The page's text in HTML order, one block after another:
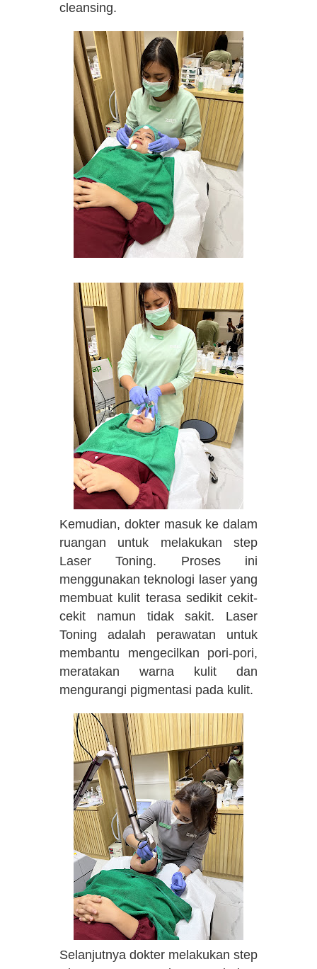
cleansing.
Kemudian, dokter masuk ke dalam
ruangan untuk melakukan step
Laser Toning. Proses ini
menggunakan teknologi laser yang
membuat kulit terasa sedikit cekit-
cekit namun tidak sakit. Laser
Toning adalah perawatan untuk
membantu mengecilkan pori-pori,
meratakan warna kulit dan
mengurangi pigmentasi pada kulit.
Selanjutnya dokter melakukan step